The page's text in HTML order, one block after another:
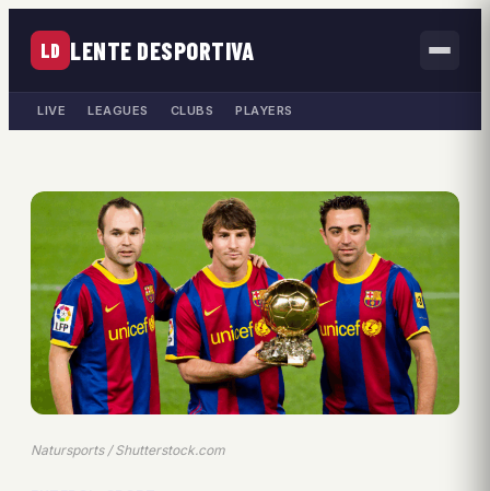
LD LENTE DESPORTIVA
LIVE LEAGUES CLUBS PLAYERS
Natursports / Shutterstock.com